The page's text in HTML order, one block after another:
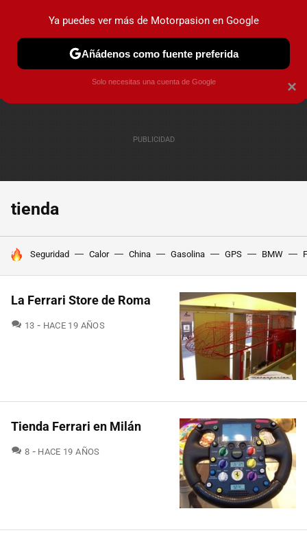
PRUEBAS COCHES ELÉCTRICOS OBSERVATORIO
tienda
HOY SE HABLA DE
Seguridad Calor China Gasolina GPS BMW
La Ferrari Store de Roma
13 COMENTARIOS
HACE 19 AÑOS
Tienda Ferrari en Milán
8 COMENTARIOS
HACE 19 AÑOS
×
Ya puedes ver más de Motorpasion en Google
Añádenos como fuente preferida
Solo necesitas una cuenta de Google